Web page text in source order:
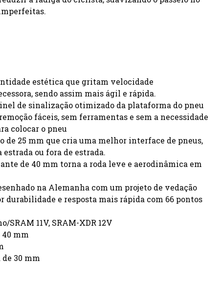
estética que gritam velocidade
sendo assim mais ágil e rápida.
de sinalização otimizado da plataforma do pneu
fáceis, sem ferramentas e sem a necessidade
colocar o pneu
de 25 mm que cria uma melhor interface de pneus,
ou fora de estrada.
de 40 mm torna a roda leve e aerodinâmica em
na Alemanha com um projeto de vedação
durabilidade e resposta mais rápida com 66 pontos
SRAM 11V, SRAM-XDR 12V
mm
30 mm